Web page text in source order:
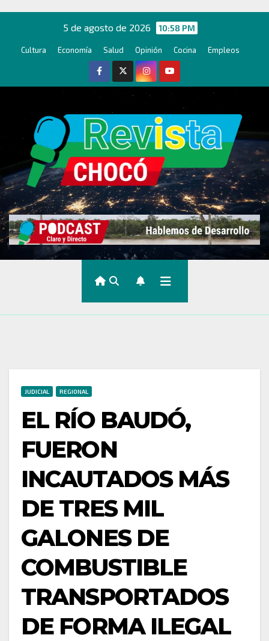
contenido
5 de agosto de 2026 10:58 PM
Cultura Economía Salud Opinión Cocina Empleos
JUDICIAL REGIONAL
EL RÍO BAUDÓ,
FUERON
INCAUTADOS MÁS
DE TRES MIL
GALONES DE
COMBUSTIBLE
TRANSPORTADOS
DE FORMA ILEGAL